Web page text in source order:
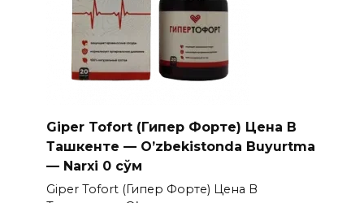
Giper Tofort (Гипер Форте) Цена В
Ташкенте — O’zbekistonda Buyurtma
— Narxi 0 сўм
Giper Tofort (Гипер Форте) Цена В